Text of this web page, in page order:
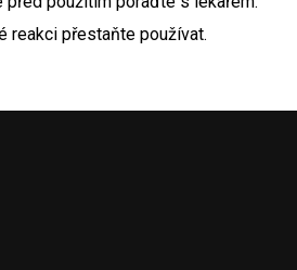
reakci přestaňte používat.